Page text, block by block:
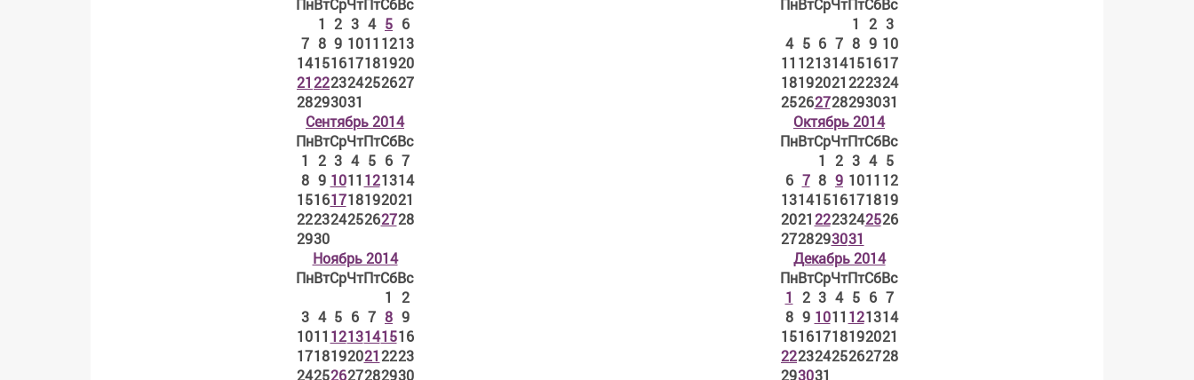
ПнВтСрЧтПтСбВс
1 2 3 4 5 6
7 8 9 1011 1213
14151617181920
21222324252627
28293031
ПнВтСрЧтПтСбВс
1
2 3
4 5 6 7 8 9 10
11 121314151617
18192021222324
25262728293031
Сентябрь 2014
ПнВтСрЧтПтСбВс
1
2 3 4 5 6 7
8 9 1011 121314
15161718192021
22232425262728
2930
Октябрь 2014
ПнВтСрЧтПтСбВс
1
2 3 4 5
6 7 8 9 1011 12
13141516171819
20212223242526
2728293031
Ноябрь 2014
ПнВтСрЧтПтСбВс
1
2
3 4 5 6 7 8 9
1011 1213141516
17181920212223
24252627282930
Декабрь 2014
ПнВтСрЧтПтСбВс
1
2 3 4 5 6 7
8 9 1011 121314
15161718192021
22232425262728
293031